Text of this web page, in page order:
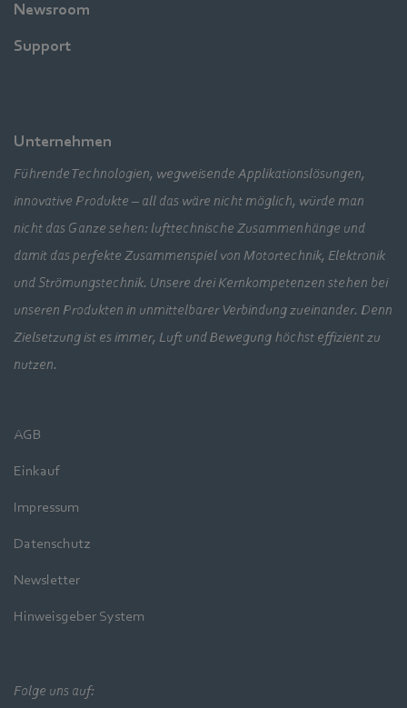
Newsroom
Support
Unternehmen
Führende Technologien, wegweisende Applikationslösungen,
innovative Produkte – all das wäre nicht möglich, würde man
nicht das Ganze sehen: lufttechnische Zusammenhänge und
damit das perfekte Zusammenspiel von Motortechnik, Elektronik
und Strömungstechnik. Unsere drei Kernkompetenzen stehen bei
unseren Produkten in unmittelbarer Verbindung zueinander. Denn
Zielsetzung ist es immer, Luft und Bewegung höchst effizient zu
nutzen.
AGB
Einkauf
Impressum
Datenschutz
Newsletter
Hinweisgeber System
Folge uns auf: